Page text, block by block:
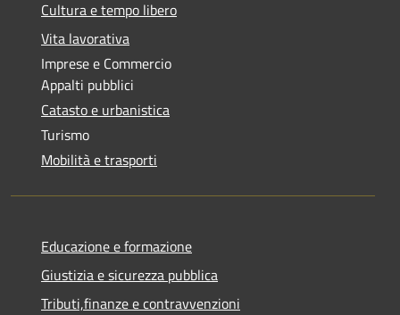
Cultura e tempo libero
Vita lavorativa
Imprese e Commercio
Appalti pubblici
Catasto e urbanistica
Turismo
Mobilità e trasporti
Educazione e formazione
Giustizia e sicurezza pubblica
Tributi,finanze e contravvenzioni